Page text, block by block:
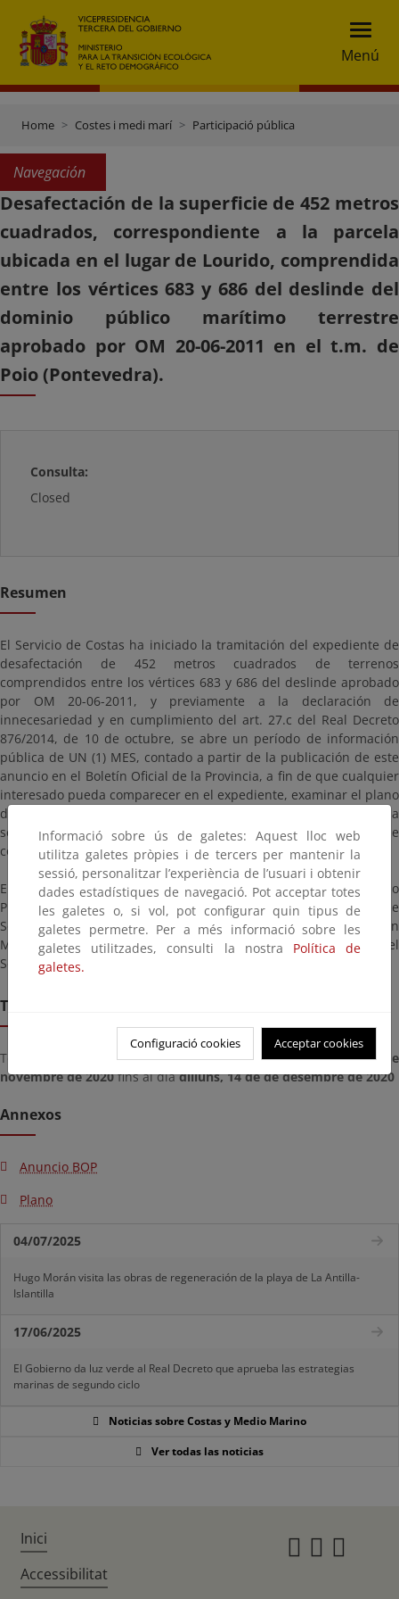
Menú
Home Costes i medi marí Participació pública
Navegación
Desafectación de la superficie de 452 metros
cuadrados, correspondiente a la parcela
ubicada en el lugar de Lourido, comprendida
entre los vértices 683 y 686 del deslinde del
dominio público marítimo terrestre
aprobado por OM 20-06-2011 en el t.m. de
Poio (Pontevedra).
Consulta:
Closed
Resumen
El Servicio de Costas ha iniciado la tramitación del expediente de
desafectación de 452 metros cuadrados de terrenos
comprendidos entre los vértices 683 y 686 del deslinde aprobado
por OM 20-06-2011, y previamente a la declaración de
innecesariedad y en cumplimiento del art. 27.c del Real Decreto
876/2014, de 10 de octubre, se abre un período de información
pública de UN (1) MES, contado a partir de la publicación de este
anuncio en el Boletín Oficial de la Provincia, a fin de que cualquier
interesado pueda comparecer en el expediente, examinar el plano
de delimitación provisional de la zona de dominio público y de la
servidumbre de protección y formular las alegaciones que
considere oportunas.
El expediente se hallará en la Subdirección General de Dominio
Público marítimo-terrestre, de esta Dirección General de
Sostenibilidad de la Costa y del Mar (Plaza San Juan de la Cruz, s/n
Madrid). Una copia del expediente se podrá examinar en el
Servicio Provincial de Costas de Pontevedra.
Termini de remissió
Termini per presentar documents des del diadivendres, 13 de de
novembre de 2020fins al diadilluns, 14 de de desembre de 2020
Annexos
Anuncio BOP
Plano
04/07/2025
Hugo Morán visita las obras de regeneración de la playa de La Antilla-
Islantilla
17/06/2025
El Gobierno da luz verde al Real Decreto que aprueba las estrategias
marinas de segundo ciclo
Noticias sobre Costas y Medio Marino
Ver todas las noticias
Informació sobre ús de galetes: Aquest lloc web
utilitza galetes pròpies i de tercers per mantenir la
sessió, personalitzar l’experiència de l’usuari i obtenir
dades estadístiques de navegació. Pot acceptar totes
les galetes o, si vol, pot configurar quin tipus de
galetes permetre. Per a més informació sobre les
galetes utilitzades, consulti la nostra Política de
galetes.
Configuració cookies Acceptar cookies
Inici
Accessibilitat